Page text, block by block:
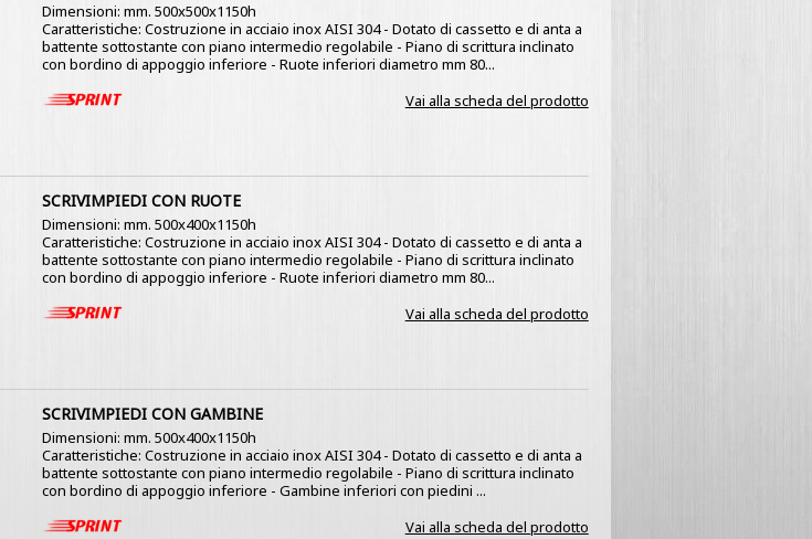
Dimensioni: mm. 500x500x1150h
Caratteristiche: Costruzione in acciaio inox AISI 304 - Dotato di cassetto e di anta a
battente sottostante con piano intermedio regolabile - Piano di scrittura inclinato
con bordino di appoggio inferiore - Ruote inferiori diametro mm 80...
Vai alla scheda del prodotto
SCRIVIMPIEDI CON RUOTE
Dimensioni: mm. 500x400x1150h
Caratteristiche: Costruzione in acciaio inox AISI 304 - Dotato di cassetto e di anta a
battente sottostante con piano intermedio regolabile - Piano di scrittura inclinato
con bordino di appoggio inferiore - Ruote inferiori diametro mm 80...
Vai alla scheda del prodotto
SCRIVIMPIEDI CON GAMBINE
Dimensioni: mm. 500x400x1150h
Caratteristiche: Costruzione in acciaio inox AISI 304 - Dotato di cassetto e di anta a
battente sottostante con piano intermedio regolabile - Piano di scrittura inclinato
con bordino di appoggio inferiore - Gambine inferiori con piedini ...
Vai alla scheda del prodotto